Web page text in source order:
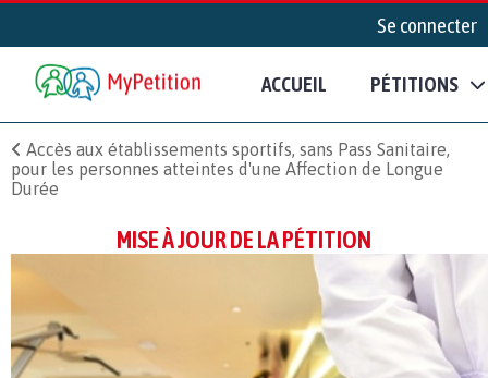
Se connecter
ACCUEIL PÉTITIONS
Accès aux établissements sportifs, sans Pass Sanitaire,
pour les personnes atteintes d'une Affection de Longue
Durée
MISE À JOUR DE LA PÉTITION